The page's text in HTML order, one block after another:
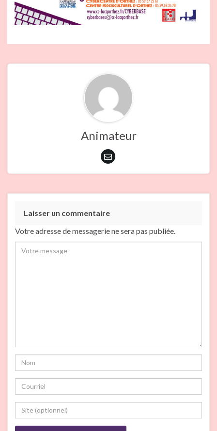
Animateur
Laisser un commentaire
Votre adresse de messagerie ne sera pas publiée.